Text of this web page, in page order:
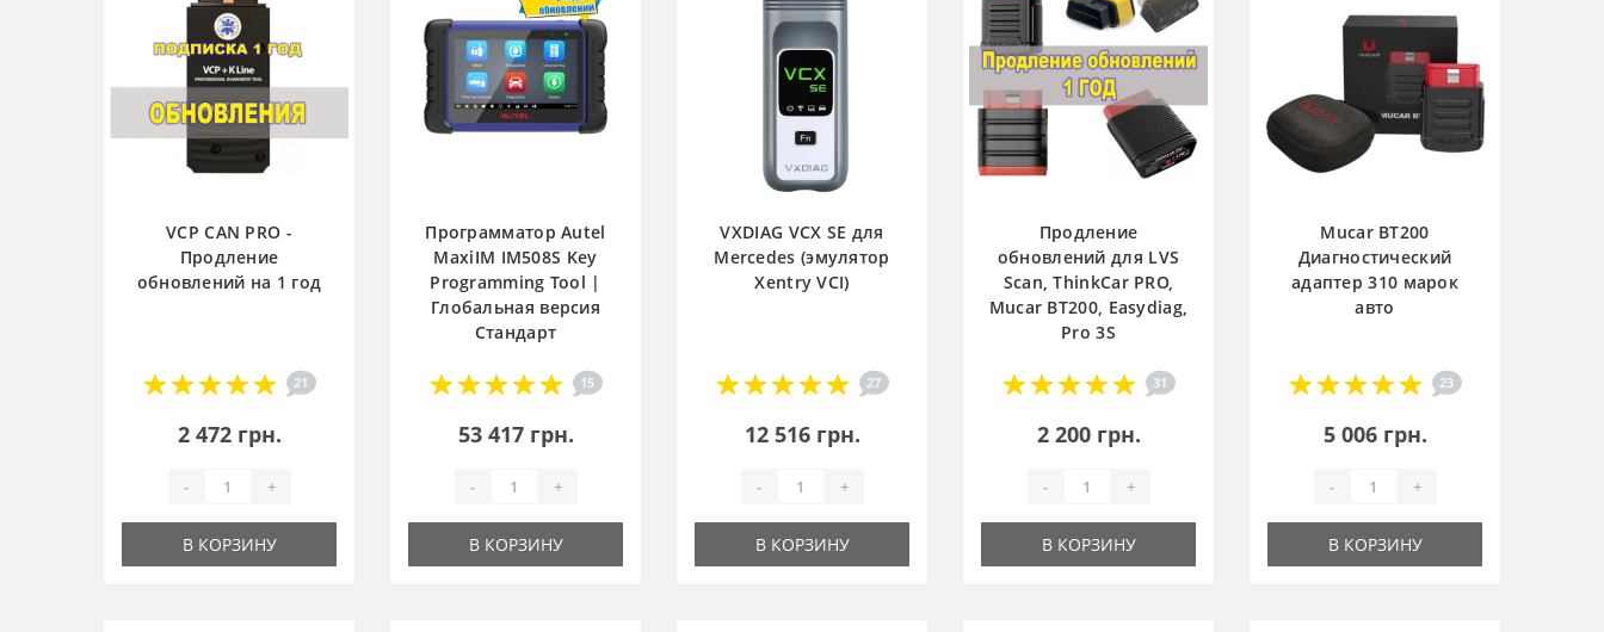
VCP CAN PRO -
Продление
обновлений на 1 год
21
2 472 грн.
- +
В КОРЗИНУ
Программатор Autel
MaxiIM IM508S Key
Programming Tool |
Глобальная версия
Стандарт
15
53 417 грн.
- +
В КОРЗИНУ
VXDIAG VCX SE для
Mercedes (эмулятор
Xentry VCI)
27
12 516 грн.
- +
В КОРЗИНУ
Продление
обновлений для LVS
Scan, ThinkCar PRO,
Mucar BT200, Easydiag,
Pro 3S
31
2 200 грн.
- +
В КОРЗИНУ
Mucar BT200
Диагностический
адаптер 310 марок
авто
23
5 006 грн.
- +
В КОРЗИНУ